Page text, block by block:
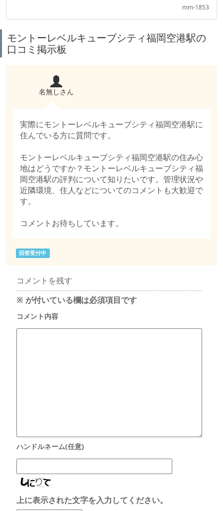
mm-1853
モントーレベルキューブシティ福岡空港駅の
口コミ掲示板
名無しさん
実際にモントーレベルキューブシティ福岡空港駅に
住んでいる方に質問です。
モントーレベルキューブシティ福岡空港駅の住み心
地はどうですか？モントーレベルキューブシティ福
岡空港駅の評判について知りたいです。管理状況や
近隣環境、住人などについてのコメントも大歓迎で
す。
コメントお待ちしています。
回答受付中
コメントを残す
※ が付いている欄は必須項目です
上に表示された文字を入力してください。